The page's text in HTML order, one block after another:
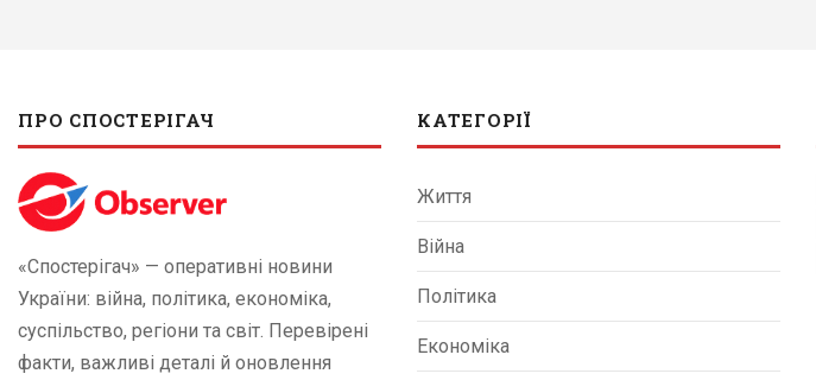
ПРО СПОСТЕРІГАЧ
«Спостерігач» — оперативні новини
України: війна, політика, економіка,
суспільство, регіони та світ. Перевірені
факти, важливі деталі й оновлення
КАТЕГОРІЇ
Життя
Війна
Політика
Економіка